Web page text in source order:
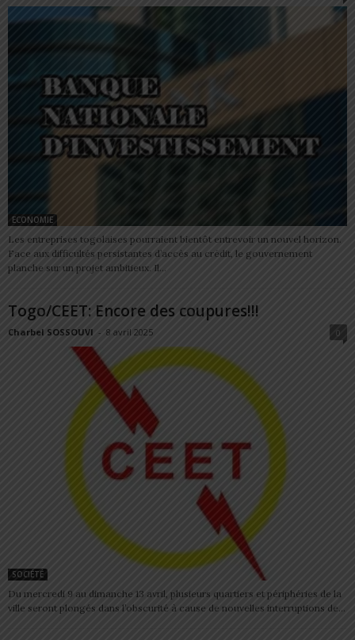
ECONOMIE
Les entreprises togolaises pourraient bientôt entrevoir un nouvel horizon.
Face aux difficultés persistantes d’accès au crédit, le gouvernement
planche sur un projet ambitieux. Il...
Togo/CEET: Encore des coupures!!!
Charbel SOSSOUVI - 8 avril 2025 0
SOCIÉTÉ
Du mercredi 9 au dimanche 13 avril, plusieurs quartiers et périphéries de la
ville seront plongés dans l’obscurité à cause de nouvelles interruptions de...